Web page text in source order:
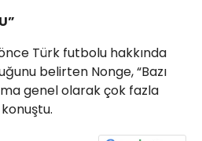
Türk futbolu hakkında
belirten Nonge, “Bazı
genel olarak çok fazla